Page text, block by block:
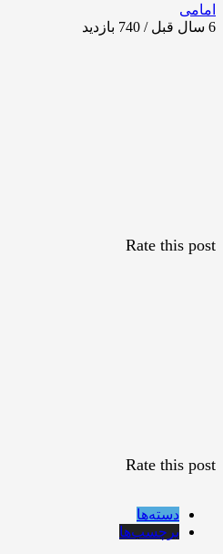
امامی
6 سال قبل / 740
بازدید
Rate this post
Rate this post
دسته‌ها
برچسب‌ها